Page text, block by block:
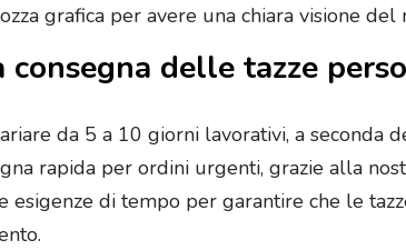
grafica per avere una chiara visione del
delle tazze
da 5 a 10 giorni lavorativi, a seconda
rapida per ordini urgenti, grazie alla
di tempo per garantire che le